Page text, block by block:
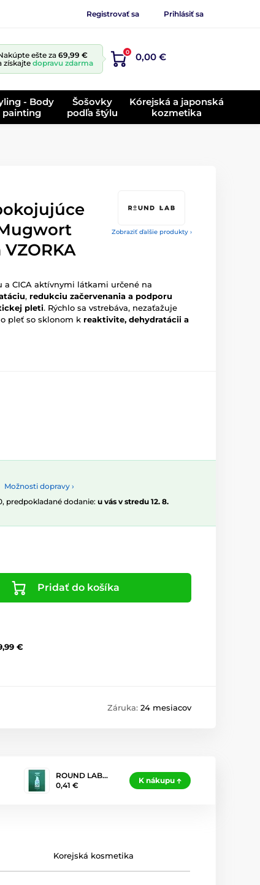
Registrovať sa Prihlásiť sa
ešte za 69,99 €
získajtedopravu zdarma
0 0,00 €
- Body
painting
Šošovky
podľa štýlu
Kórejská a japonská
kozmetika
Zobraziť ďalšie produkty ›
a CICA aktívnymi látkami určené na
, redukciu začervenania a podporu
pleti. Rýchlo sa vstrebáva, nezaťažuje
pleť so sklonom k reaktivite, dehydratácii a
Možnosti dopravy ›
predpokladané dodanie: u vás v stredu 12. 8.
Pridať do košíka
€
Záruka: 24 mesiacov
ROUND LAB…
0,41 €
K nákupu
Korejská kosmetika